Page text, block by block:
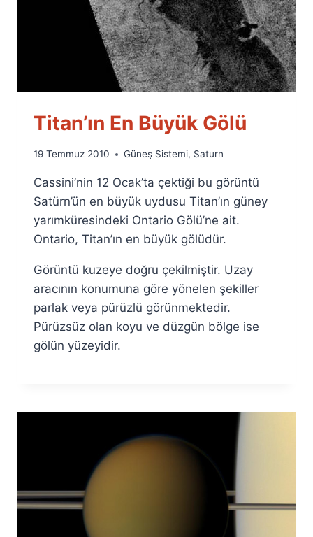
Titan’ın En Büyük Gölü
By
Fuat
Özyar
19 Temmuz 2010 Güneş Sistemi, Saturn
Cassini’nin 12 Ocak’ta çektiği bu görüntü
Satürn’ün en büyük uydusu Titan’ın güney
yarımküresindeki Ontario Gölü’ne ait.
Ontario, Titan’ın en büyük gölüdür.
Görüntü kuzeye doğru çekilmiştir. Uzay
aracının konumuna göre yönelen şekiller
parlak veya pürüzlü görünmektedir.
Pürüzsüz olan koyu ve düzgün bölge ise
gölün yüzeyidir.